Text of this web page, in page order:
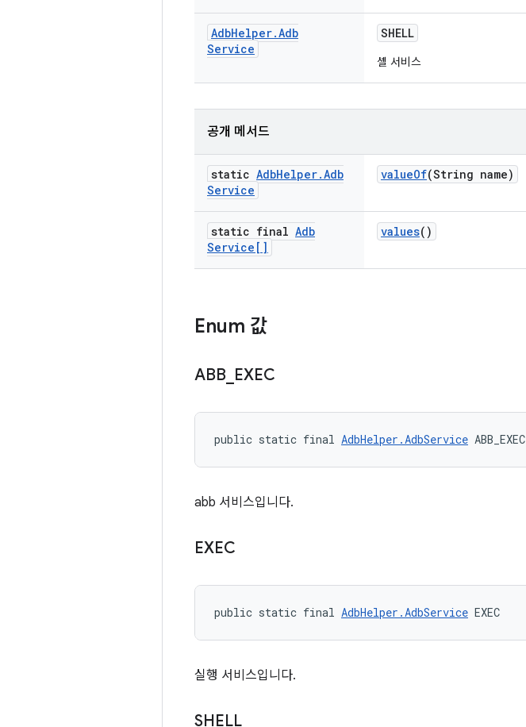
AdbHelper.Adb
Service
SHELL
셸 서비스
공개 메서드
static AdbHelper.Adb
Service
valueOf(String name)
static final Adb
Service[]
values()
Enum 값
ABB EXEC
public static final AdbHelper.AdbService ABB_EXEC
abb 서비스입니다.
EXEC
public static final AdbHelper.AdbService EXEC
실행 서비스입니다.
SHELL